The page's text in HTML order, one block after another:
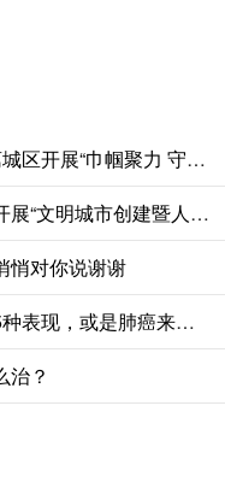
满盈网配资 木兰姐姐·巾帼志愿+ | 荔城区开展“巾帼聚力 守护碧水”志愿服务活动
广禾配资 市卫生健康局第二党支部开展“文明城市创建暨人居环境整治行动”主题党日活动
悄对你说谢谢
双盈策略 肺癌不只是咳嗽，若有这5种表现，或是肺癌来临的信号，尽早查肺
治？